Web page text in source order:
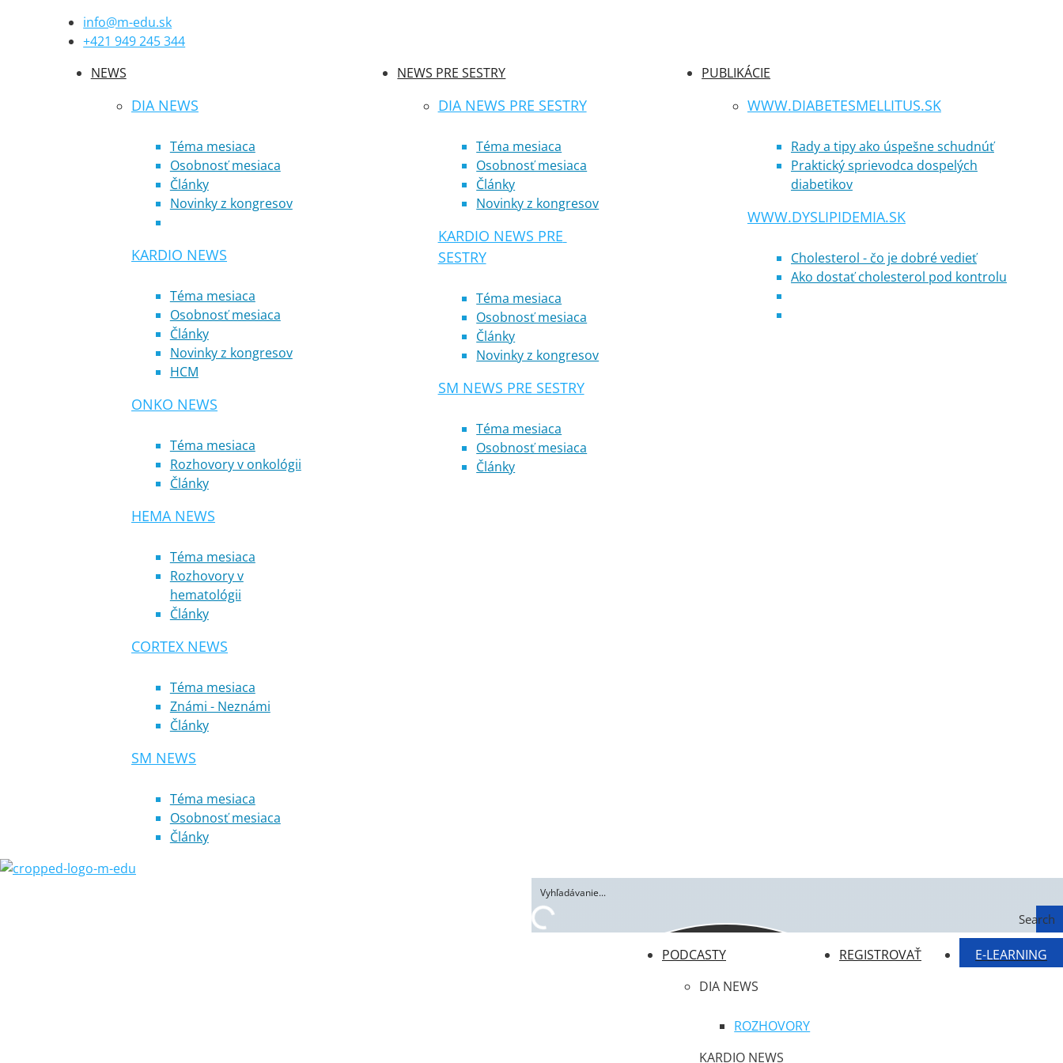
info@m-edu.sk
+421 949 245 344
NEWS
DIA NEWS
Téma mesiaca
Osobnosť mesiaca
Články
Novinky z kongresov
KARDIO NEWS
Téma mesiaca
Osobnosť mesiaca
Články
Novinky z kongresov
HCM
ONKO NEWS
Téma mesiaca
Rozhovory v onkológii
Články
HEMA NEWS
Téma mesiaca
Rozhovory v
hematológii
Články
CORTEX NEWS
Téma mesiaca
Známi - Neznámi
Články
SM NEWS
Téma mesiaca
Osobnosť mesiaca
Články
NEWS PRE SESTRY
DIA NEWS PRE SESTRY
Téma mesiaca
Osobnosť mesiaca
Články
Novinky z kongresov
KARDIO NEWS PRE
SESTRY
Téma mesiaca
Osobnosť mesiaca
Články
Novinky z kongresov
SM NEWS PRE SESTRY
Téma mesiaca
Osobnosť mesiaca
Články
PUBLIKÁCIE
WWW.DIABETESMELLITUS.SK
Rady a tipy ako úspešne schudnúť
Praktický sprievodca dospelých
diabetikov
WWW.DYSLIPIDEMIA.SK
Cholesterol - čo je dobré vedieť
Ako dostať cholesterol pod kontrolu
Search
PODCASTY
DIA NEWS
ROZHOVORY
KARDIO NEWS
REGISTROVAŤ E-LEARNING